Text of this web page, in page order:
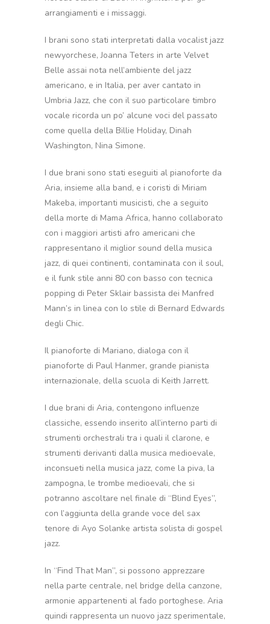
arrangiamenti e i missaggi.
I brani sono stati interpretati dalla vocalist jazz
newyorchese, Joanna Teters in arte Velvet
Belle assai nota nell’ambiente del jazz
americano, e in Italia, per aver cantato in
Umbria Jazz, che con il suo particolare timbro
vocale ricorda un po’ alcune voci del passato
come quella della Billie Holiday, Dinah
Washington, Nina Simone.
I due brani sono stati eseguiti al pianoforte da
Aria, insieme alla band, e i coristi di Miriam
Makeba, importanti musicisti, che a seguito
della morte di Mama Africa, hanno collaborato
con i maggiori artisti afro americani che
rappresentano il miglior sound della musica
jazz, di quei continenti, contaminata con il soul,
e il funk stile anni 80 con basso con tecnica
popping di Peter Sklair bassista dei Manfred
Mann’s in linea con lo stile di Bernard Edwards
degli Chic.
Il pianoforte di Mariano, dialoga con il
pianoforte di Paul Hanmer, grande pianista
internazionale, della scuola di Keith Jarrett.
I due brani di Aria, contengono influenze
classiche, essendo inserito all’interno parti di
strumenti orchestrali tra i quali il clarone, e
strumenti derivanti dalla musica medioevale,
inconsueti nella musica jazz, come la piva, la
zampogna, le trombe medioevali, che si
potranno ascoltare nel finale di “Blind Eyes”,
con l’aggiunta della grande voce del sax
tenore di Ayo Solanke artista solista di gospel
jazz.
In “Find That Man”, si possono apprezzare
nella parte centrale, nel bridge della canzone,
armonie appartenenti al fado portoghese. Aria
quindi rappresenta un nuovo jazz sperimentale,